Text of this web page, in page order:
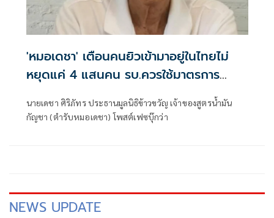
'หมอเดชา' เตือนคนยิวเข้ามาอยู่ในไทยไม่
หยุดแค่ 4 แสนคน รบ.ควรใช้มาตรการ
นายเดชา ศิริภัทร ประธานมูลนิธิข้าวขวัญ เจ้าของสูตรน้ำมัน
กัญชา (ตำรับหมอเดชา) โพสต์เฟซบุ๊กว่า
NEWS UPDATE